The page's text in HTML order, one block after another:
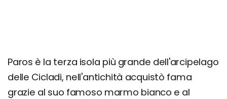
Paros è la terza isola più grande dell'arcipelago
delle Cicladi, nell'antichità acquistò fama
grazie al suo famoso marmo bianco e al